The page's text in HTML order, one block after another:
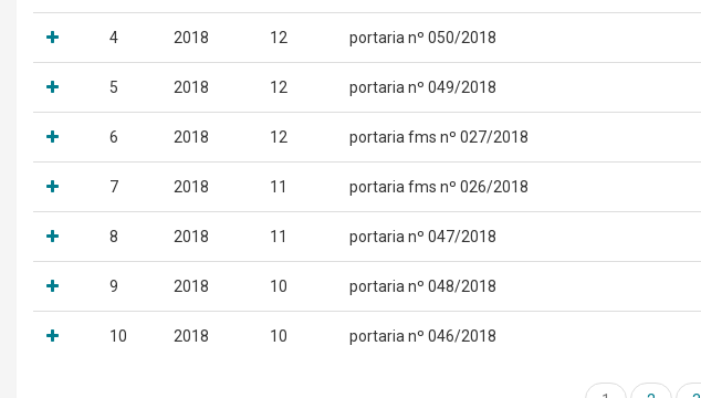
4 2018 12 portaria nº 050/2018
5 2018 12 portaria nº 049/2018
6 2018 12 portaria fms nº 027/2018
7 2018 11 portaria fms nº 026/2018
8 2018 11 portaria nº 047/2018
9 2018 10 portaria nº 048/2018
10 2018 10 portaria nº 046/2018